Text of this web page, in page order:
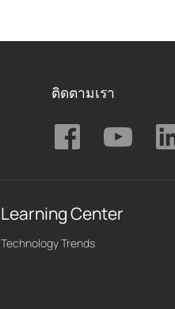
ติดตามเรา
Learning Center
Technology Trends